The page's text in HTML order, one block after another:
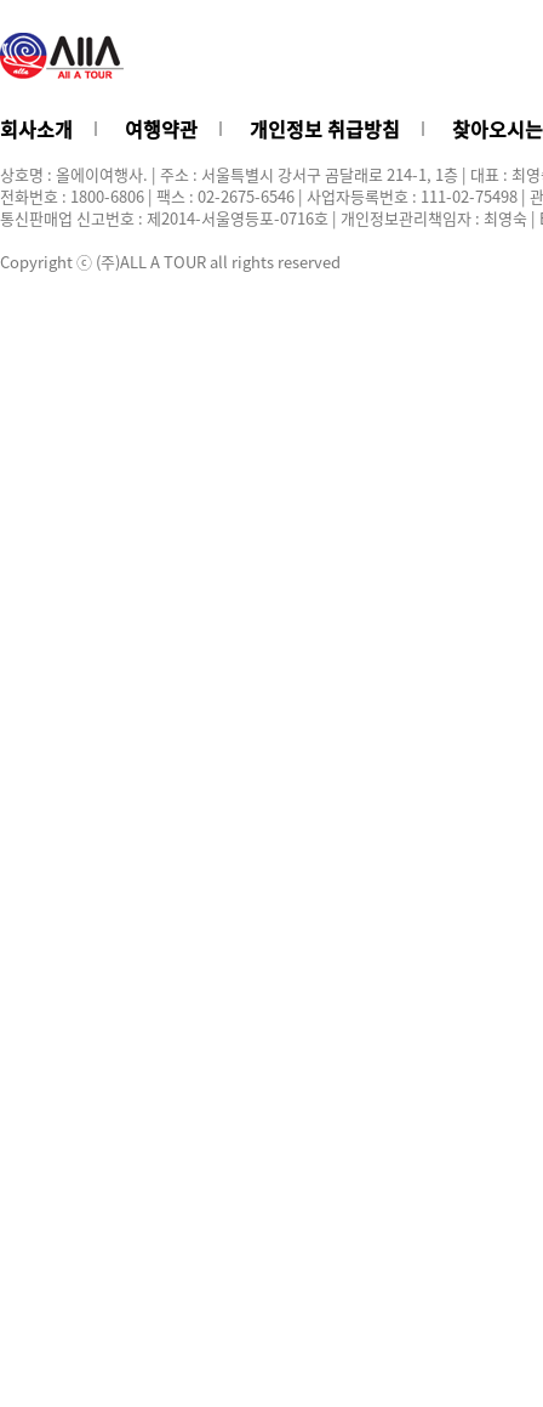
회사소개 여행약관 개인정보 취급방침 찾아오시
상호명 : 올에이여행사. | 주소 : 서울특별시 강서구 곰달래로 214-1, 1층 | 대표 : 최
전화번호 : 1800-6806 | 팩스 : 02-2675-6546 | 사업자등록번호 : 111-02-75498 |
통신판매업 신고번호 : 제2014-서울영등포-0716호 | 개인정보관리책임자 : 최영
Copyright ⓒ (주)ALL A TOUR all rights reserved